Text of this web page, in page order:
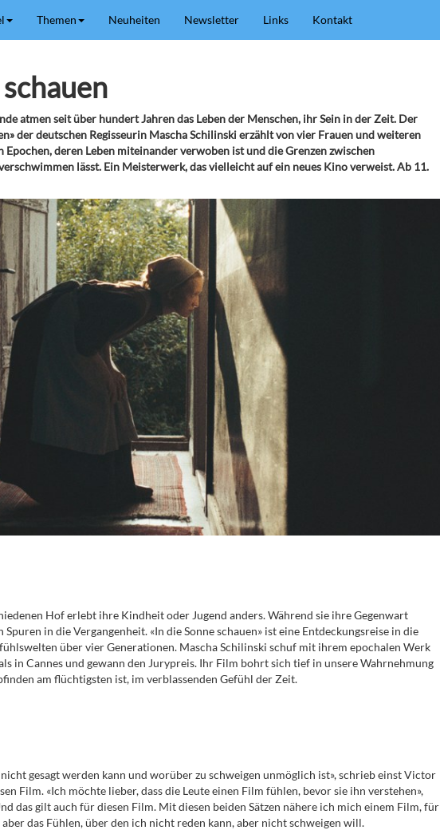
Themen Neuheiten Newsletter Links Kontakt
atmen seit über hundert Jahren das Leben der Menschen, ihr Sein in der Zeit. Der
der deutschen Regisseurin Mascha Schilinski erzählt von vier Frauen und weiteren
Epochen, deren Leben miteinander verwoben ist und die Grenzen zwischen
lässt. Ein Meisterwerk, das vielleicht auf ein neues Kino verweist. Ab 11.
Hof erlebt ihre Kindheit oder Jugend anders. Während sie ihre Gegenwart
in die Vergangenheit. «In die Sonne schauen» ist eine Entdeckungsreise in die
über vier Generationen. Mascha Schilinski schuf mit ihrem epochalen Werk
in Cannes und gewann den Jurypreis. Ihr Film bohrt sich tief in unsere Wahrnehmung
am flüchtigsten ist, im verblassenden Gefühl der Zeit.
gesagt werden kann und worüber zu schweigen unmöglich ist», schrieb einst Victor
Film. «Ich möchte lieber, dass die Leute einen Film fühlen, bevor sie ihn verstehen»,
das gilt auch für diesen Film. Mit diesen beiden Sätzen nähere ich mich einem Film, für
das Fühlen, über den ich nicht reden kann, aber nicht schweigen will.